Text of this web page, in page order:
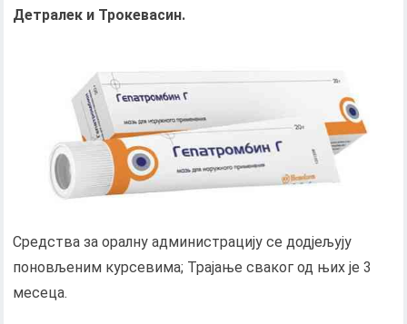
Детралек и Трокевасин.
Средства за оралну администрацију се додјељују
поновљеним курсевима; Трајање сваког од њих је 3
месеца.